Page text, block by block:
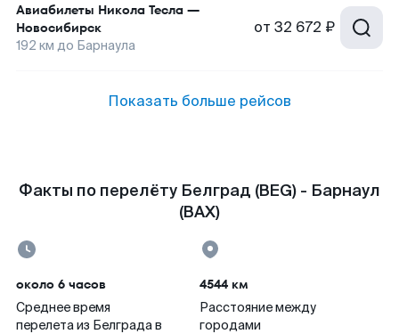
Авиабилеты Никола Тесла —
Новосибирск
192 км до Барнаула
от 32 672 ₽
Показать больше рейсов
Факты по перелёту Белград (BEG) - Барнаул
(BAX)
около 6 часов
Среднее время
перелета из Белграда в
4544 км
Расстояние между
городами